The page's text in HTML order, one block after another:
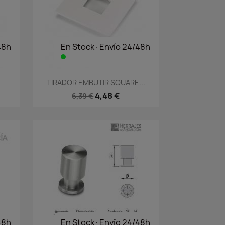
En Stock·Envío 24/48h
 Vista rápida
TIRADOR EMBUTIR SQUARE...
6,39 € 4,48 €
En Stock·Envío 24/48h